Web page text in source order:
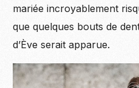
mariée incroyablement
que quelques bouts de
d’Ève serait apparue.